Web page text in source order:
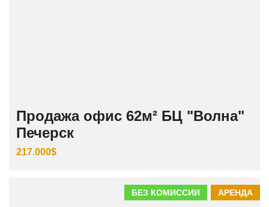
Продажа офис 62м² БЦ "Волна"
Печерск
217.000$
АРЕНДА
БЕЗ КОМИССИИ